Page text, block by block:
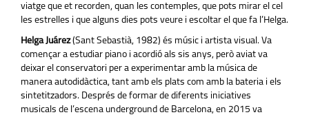
viatge que et recorden, quan les contemples, que pots mirar el cel
les estrelles i que alguns dies pots veure i escoltar el que fa l’Helga.
Helga Juárez(Sant Sebastià, 1982) és músic i artista visual. Va
començar a estudiar piano i acordió als sis anys, però aviat va
deixar el conservatori per a experimentar amb la música de
manera autodidàctica, tant amb els plats com amb la bateria i els
sintetitzadors. Després de formar de diferents iniciatives
musicals de l’escena underground de Barcelona, en 2015 va